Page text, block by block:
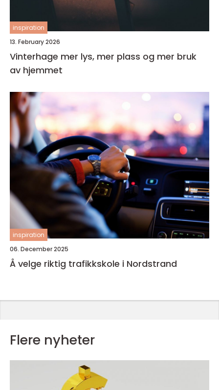
inspiration
13. February 2026
Vinterhage mer lys, mer plass og mer bruk
av hjemmet
inspiration
06. December 2025
Å velge riktig trafikkskole i Nordstrand
Flere nyheter